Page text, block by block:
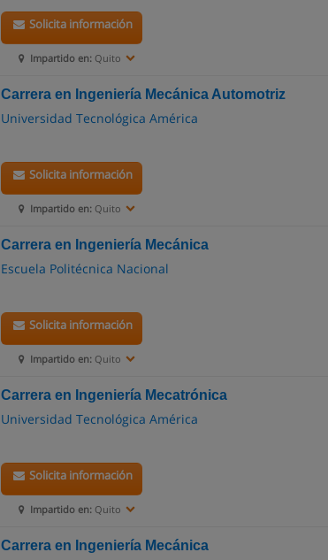
Impartido en: Quito
Solicita información
Carrera en Ingeniería Mecánica Automotriz
Universidad Tecnológica América
Impartido en: Quito
Solicita información
Carrera en Ingeniería Mecánica
Escuela Politécnica Nacional
Impartido en: Quito
Solicita información
Carrera en Ingeniería Mecatrónica
Universidad Tecnológica América
Impartido en: Quito
Solicita información
Carrera en Ingeniería Mecánica